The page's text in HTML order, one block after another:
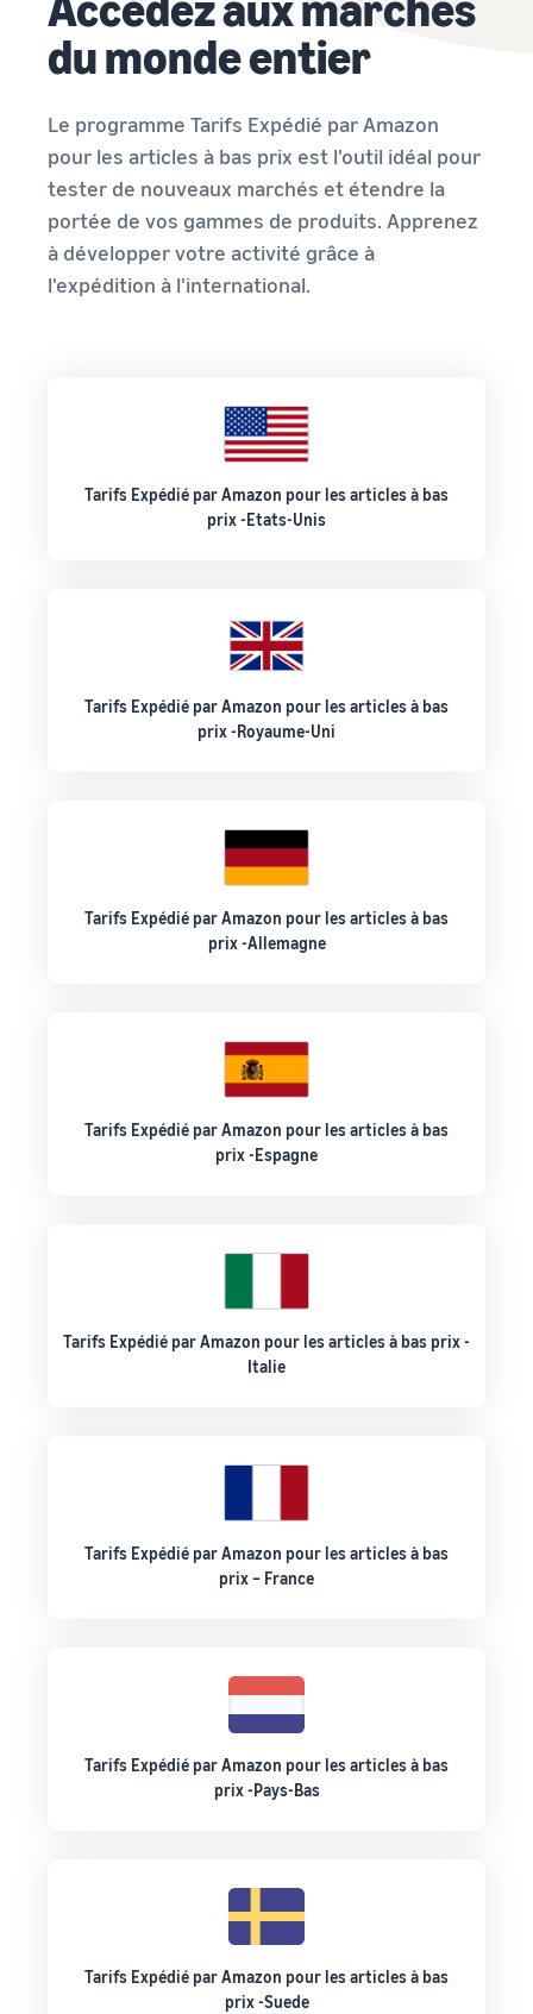
du monde entier
Le programme Tarifs Expédié par Amazon
pour les articles à bas prix est l'outil idéal pour
tester de nouveaux marchés et étendre la
portée de vos gammes de produits. Apprenez
à développer votre activité grâce à
l'expédition à l'international.
Tarifs Expédié par Amazon pour les articles à bas
prix -Etats-Unis
Tarifs Expédié par Amazon pour les articles à bas
prix -Royaume-Uni
Tarifs Expédié par Amazon pour les articles à bas
prix -Allemagne
Tarifs Expédié par Amazon pour les articles à bas
prix -Espagne
Tarifs Expédié par Amazon pour les articles à bas prix -
Italie
Tarifs Expédié par Amazon pour les articles à bas
prix – France
Tarifs Expédié par Amazon pour les articles à bas
prix -Pays-Bas
Tarifs Expédié par Amazon pour les articles à bas
prix -Suede